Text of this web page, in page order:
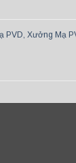
PVD, Xưởng Mạ